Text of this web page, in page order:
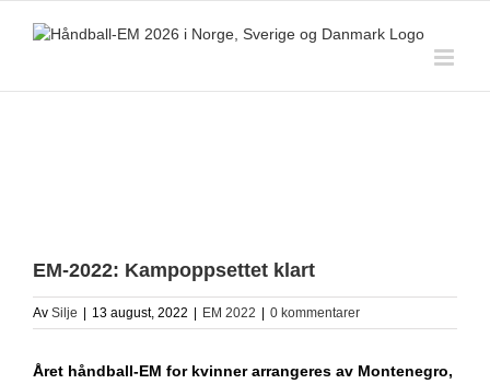
Image
EM-2022: Kampoppsettet klart
Av Silje 13 august, 2022 EM 2022 0 kommentarer
Året håndball-EM for kvinner arrangeres av Montenegro,